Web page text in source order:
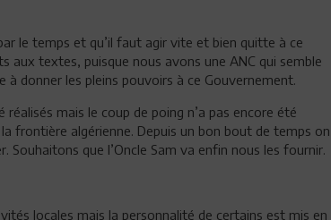
le temps et qu’il faut agir vite et bien quitte à ce
aux textes, puisque nous avons une ANC qui semble
à donner les pleins pouvoirs à ce Gouvernement.
mais le coup de poing n’a pas encore été
frontière algérienne. Depuis un bon bout de temps on
que l’Oncle Sam va enfin nous les fournir.
locales mais la personnalité de certains est mis en